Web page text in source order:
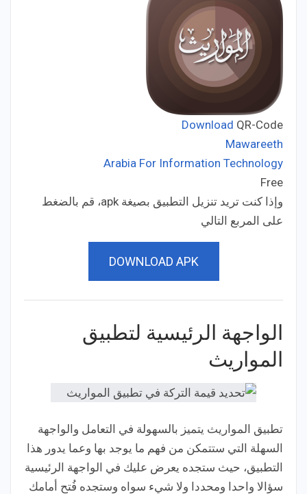
Download QR-Code
Mawareeth
Arabia For Information Technology
Free
وإذا كنت تريد تنزيل التطبيق بصيغة apk، قم بالضغط
على المربع التالي
DOWNLOAD APK
الواجهة الرئيسية لتطبيق
المواريث
تطبيق المواريث يتميز بالسهولة في التعامل والواجهة
السهلة التي ستتمكن من فهم ما يوجد بها وعما يدور هذا
التطبيق، حيث ستجده يعرض عليك في الواجهة الرئيسية
سؤالا واحدا ومحددا ولا شيء سواه وستجده فُتح أمامك